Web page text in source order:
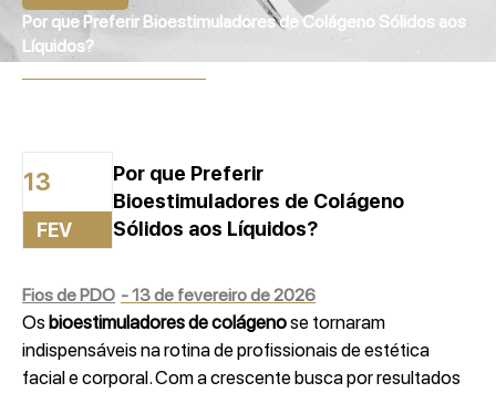
Por que Preferir Bioestimuladores de Colágeno Sólidos aos
Líquidos?
13
FEV
Por que Preferir
Bioestimuladores de Colágeno
Sólidos aos Líquidos?
Fios de PDO -13 de fevereiro de 2026
Os bioestimuladores de colágenose tornaram
indispensáveis na rotina de profissionais de estética
facial e corporal. Com a crescente busca por resultados